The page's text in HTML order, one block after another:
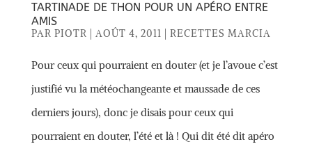
TARTINADE DE THON POUR UN APÉRO ENTRE
AMIS
PAR PIOTR AOÛT 4, 2011 RECETTES MARCIA
Pour ceux qui pourraient en douter (et je l’avoue c’est
justifié vu la météochangeante et maussade de ces
derniers jours), donc je disais pour ceux qui
pourraient en douter, l’été et là ! Qui dit été dit apéro